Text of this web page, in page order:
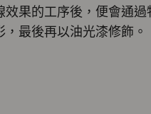
果的工序後，便會通過
最後再以油光漆修飾。